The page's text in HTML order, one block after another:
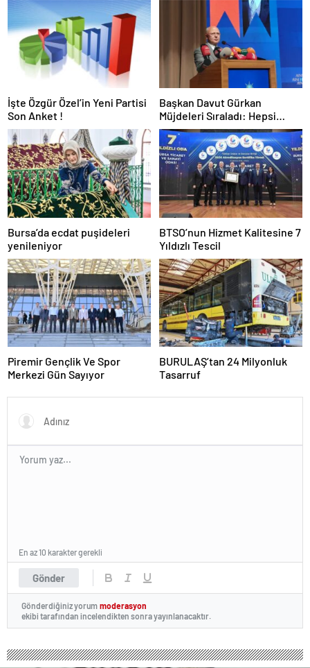
İşte Özgür Özel’in Yeni Partisi
Son Anket !
Başkan Davut Gürkan
Müjdeleri Sıraladı: Hepsi
Yakında Hizmete Giriyor !
Bursa’da ecdat puşideleri
yenileniyor
BTSO’nun Hizmet Kalitesine 7
Yıldızlı Tescil
Piremir Gençlik Ve Spor
Merkezi Gün Sayıyor
BURULAŞ’tan 24 Milyonluk
Tasarruf
Gönder
En az 10 karakter gerekli
Gönderdiğiniz yorum moderasyon
ekibi tarafından incelendikten sonra yayınlanacaktır.